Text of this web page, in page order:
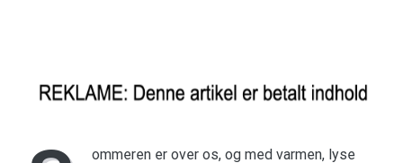
ommeren er over os, og med varmen, lyse